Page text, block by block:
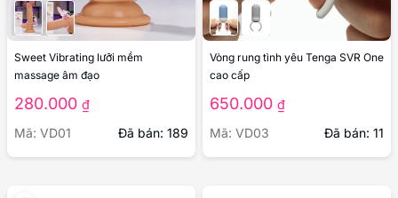
Sweet Vibrating lưỡi mềm
massage âm đạo
280.000 ₫
Mã: VD01
Đã bán: 189
Vòng rung tình yêu Tenga SVR One
cao cấp
650.000 ₫
Mã: VD03
Đã bán: 11